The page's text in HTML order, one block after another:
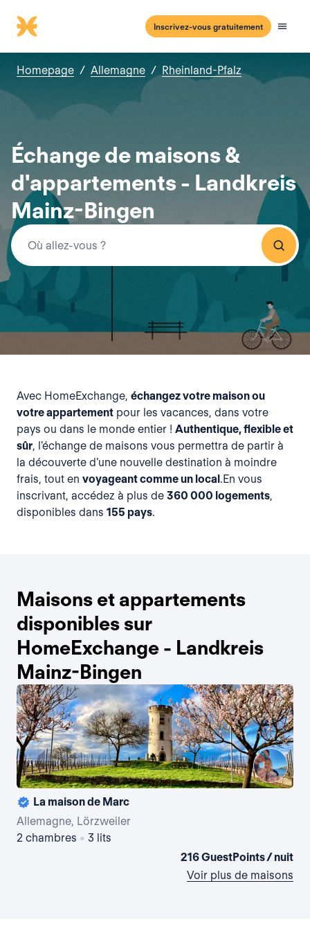
Inscrivez-vous gratuitement
Homepage / Allemagne / Rheinland-Pfalz
Échange de maisons &
d'appartements - Landkreis
Mainz-Bingen
Avec HomeExchange, échangez votre maison ou
votre appartement pour les vacances, dans votre
pays ou dans le monde entier ! Authentique, flexible et
sûr, l'échange de maisons vous permettra de partir à
la découverte d’une nouvelle destination à moindre
frais, tout en voyageant comme un local.En vous
inscrivant, accédez à plus de 360 000 logements,
disponibles dans 155 pays.
Maisons et appartements
disponibles sur
HomeExchange - Landkreis
Mainz-Bingen
La maison de Marc
Allemagne, Lörzweiler
2 chambres • 3 lits
216 GuestPoints / nuit
Voir plus de maisons